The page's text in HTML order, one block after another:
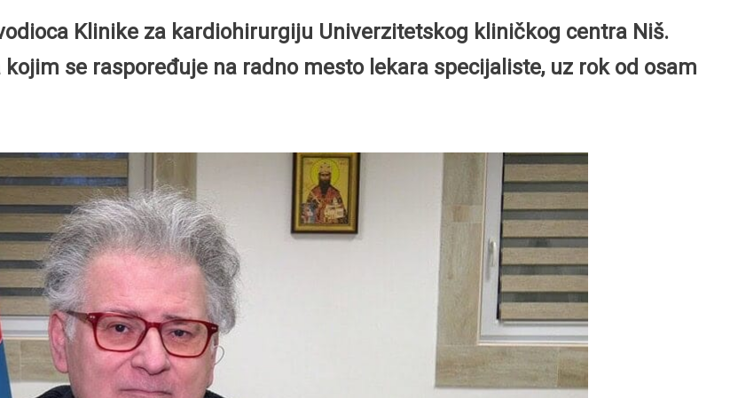
Klinike za kardiohirurgiju Univerzitetskog kliničkog centra Niš.
se raspoređuje na radno mesto lekara specijaliste, uz rok od osam